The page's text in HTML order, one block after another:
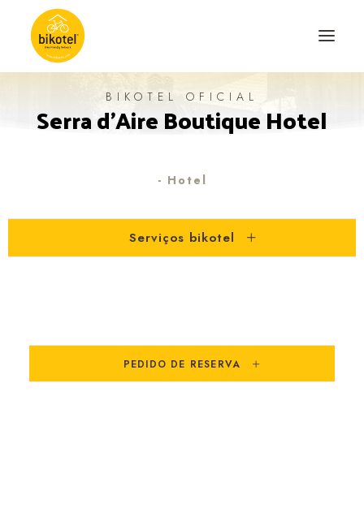
SOBRE NÓS
BIKOTEL OFICIAL
Serra d'Aire Boutique Hotel
- Hotel
Serviços bikotel
PEDIDO DE RESERVA